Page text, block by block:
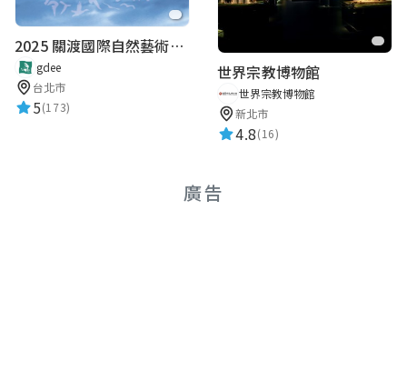
2025 關渡國際自然藝術季 Guandu International Nature Art Festival
gdee
台北市
5(173)
世界宗教博物館
世界宗教博物館
新北市
4.8(16)
廣告